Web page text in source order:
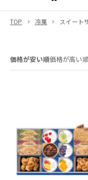
TOP 冷菓 スイート
価格が安い順価格が高い